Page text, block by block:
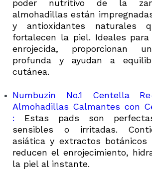
poder nutritivo de la
almohadillas están
y antioxidantes naturales
fortalecen la piel. Ideales
enrojecida, proporcionan
profunda y ayudan a
cutánea.
Numbuzin No.1 Centella
Almohadillas Calmantes con
:
Estas pads son
sensibles o irritadas.
asiática y extractos botánicos
reducen el enrojecimiento,
la piel al instante.